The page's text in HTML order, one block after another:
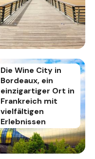
Die Wine City in
Bordeaux, ein
einzigartiger Ort in
Frankreich mit
vielfältigen
Erlebnissen